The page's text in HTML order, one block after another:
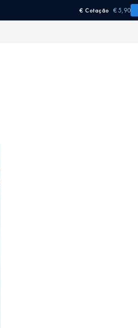
€ Cotação € 5,90